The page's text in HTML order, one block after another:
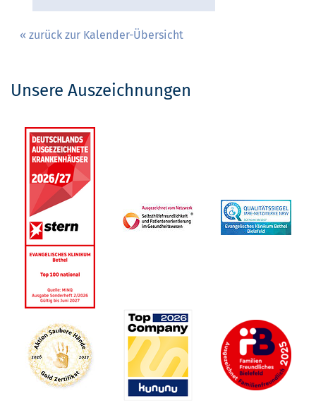
« zurück zur Kalender-Übersicht
Unsere Auszeichnungen